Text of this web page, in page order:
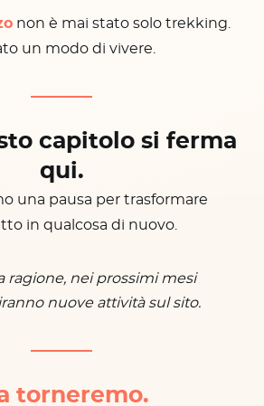
non è mai stato solo trekking.
un modo di vivere.
capitolo si ferma
qui.
una pausa per trasformare
in qualcosa di nuovo.
ragione, nei prossimi mesi
nuove attività sul sito.
torneremo.